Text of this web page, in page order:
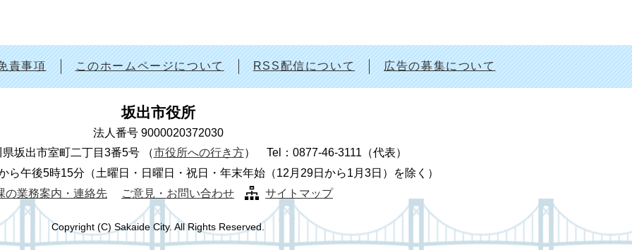
責事項 このホームページについて RSS配信について 広告の募集について
坂出市役所
法人番号 9000020372030
坂出市室町二丁目3番5号
（市役所への行き方）
Tel：0877-46-3111（代表）
ら午後5時15分（土曜日・日曜日・祝日・年末年始（12月29日から1月3日）を除く）
の業務案内・連絡先
ご意見・お問い合わせ サイトマップ
Copyright (C) Sakaide City. All Rights Reserved.